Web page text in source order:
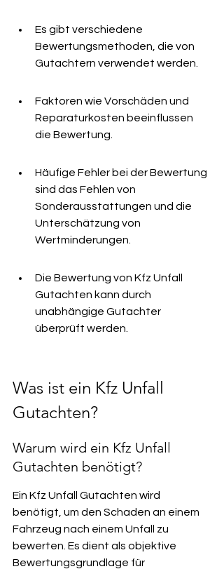
Es gibt verschiedene
Bewertungsmethoden, die von
Gutachtern verwendet werden.
Faktoren wie Vorschäden und
Reparaturkosten beeinflussen
die Bewertung.
Häufige Fehler bei der Bewertung
sind das Fehlen von
Sonderausstattungen und die
Unterschätzung von
Wertminderungen.
Die Bewertung von Kfz Unfall
Gutachten kann durch
unabhängige Gutachter
überprüft werden.
Was ist ein Kfz Unfall
Gutachten?
Warum wird ein Kfz Unfall
Gutachten benötigt?
Ein Kfz Unfall Gutachten wird
benötigt, um den Schaden an einem
Fahrzeug nach einem Unfall zu
bewerten. Es dient als objektive
Bewertungsgrundlage für